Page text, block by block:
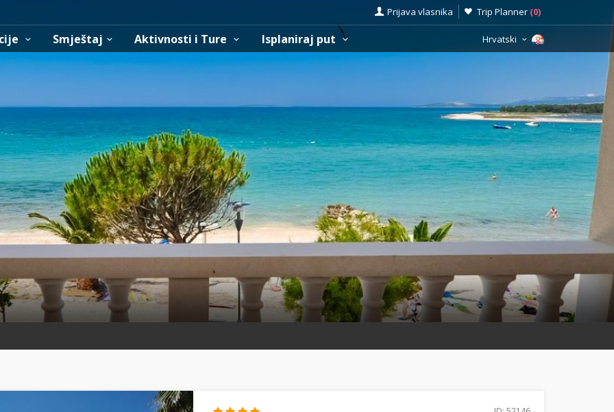
Prijava vlasnika Trip Planner (0)
Smještaj Aktivnosti i Ture Isplaniraj put Hrvatski